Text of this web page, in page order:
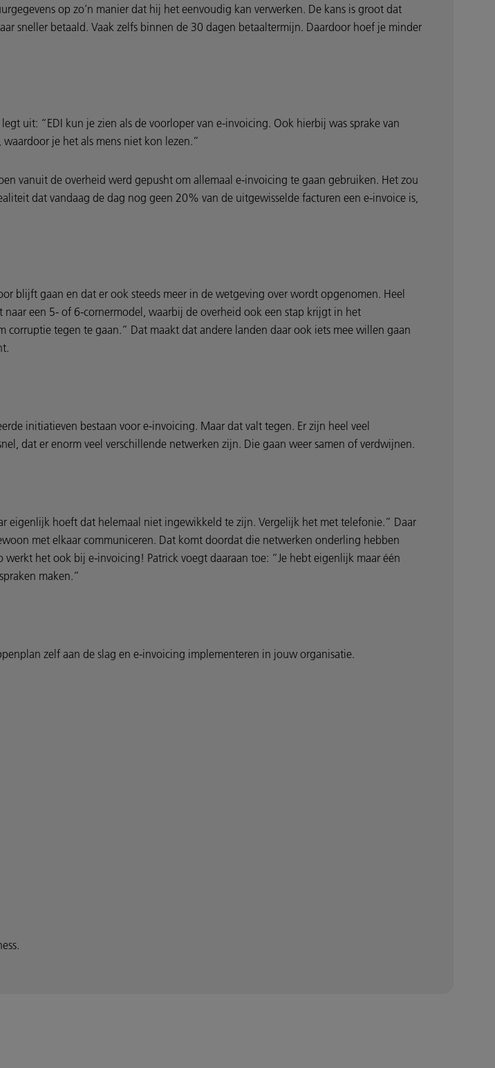
op zo’n manier dat hij het eenvoudig kan verwerken. De kans is groot dat
sneller betaald. Vaak zelfs binnen de 30 dagen betaaltermijn. Daardoor hoef je minder
uit: “EDI kun je zien als de voorloper van e-invoicing. Ook hierbij was sprake van
je het als mens niet kon lezen.”
vanuit de overheid werd gepusht om allemaal e-invoicing te gaan gebruiken. Het zou
dat vandaag de dag nog geen 20% van de uitgewisselde facturen een e-invoice is,
blijft gaan en dat er ook steeds meer in de wetgeving over wordt opgenomen. Heel
een 5- of 6-cornermodel, waarbij de overheid ook een stap krijgt in het
tegen te gaan.” Dat maakt dat andere landen daar ook iets mee willen gaan
initiatieven bestaan voor e-invoicing. Maar dat valt tegen. Er zijn heel veel
dat er enorm veel verschillende netwerken zijn. Die gaan weer samen of verdwijnen.
eigenlijk hoeft dat helemaal niet ingewikkeld te zijn. Vergelijk het met telefonie.” Daar
met elkaar communiceren. Dat komt doordat die netwerken onderling hebben
het ook bij e-invoicing! Patrick voegt daaraan toe: “Je hebt eigenlijk maar één
maken.”
zelf aan de slag en e-invoicing implementeren in jouw organisatie.